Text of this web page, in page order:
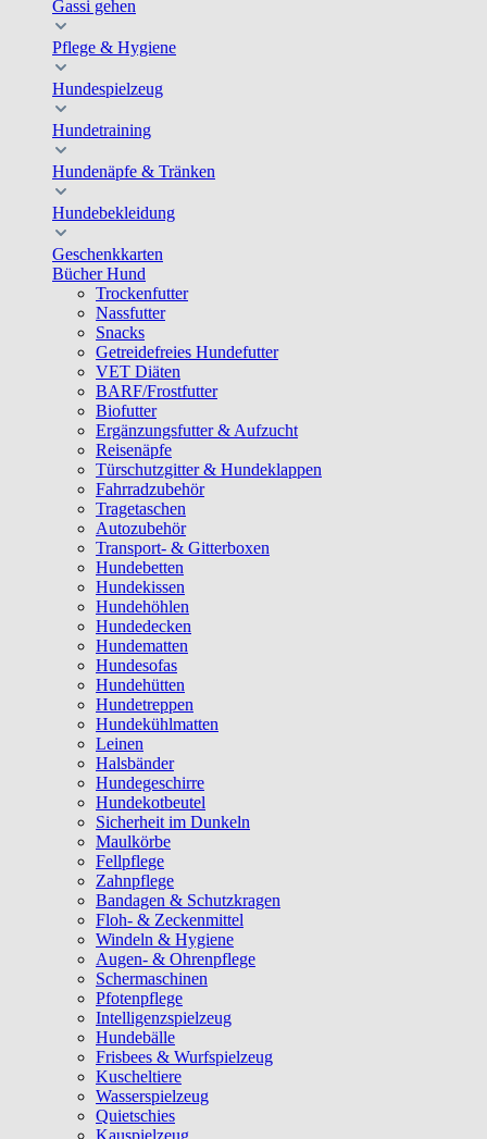
Gassi gehen
Pflege & Hygiene
Hundespielzeug
Hundetraining
Hundenäpfe & Tränken
Hundebekleidung
Geschenkkarten
Bücher Hund
Trockenfutter
Nassfutter
Snacks
Getreidefreies Hundefutter
VET Diäten
BARF/Frostfutter
Biofutter
Ergänzungsfutter & Aufzucht
Reisenäpfe
Türschutzgitter & Hundeklappen
Fahrradzubehör
Tragetaschen
Autozubehör
Transport- & Gitterboxen
Hundebetten
Hundekissen
Hundehöhlen
Hundedecken
Hundematten
Hundesofas
Hundehütten
Hundetreppen
Hundekühlmatten
Leinen
Halsbänder
Hundegeschirre
Hundekotbeutel
Sicherheit im Dunkeln
Maulkörbe
Fellpflege
Zahnpflege
Bandagen & Schutzkragen
Floh- & Zeckenmittel
Windeln & Hygiene
Augen- & Ohrenpflege
Schermaschinen
Pfotenpflege
Intelligenzspielzeug
Hundebälle
Frisbees & Wurfspielzeug
Kuscheltiere
Wasserspielzeug
Quietschies
Kauspielzeug